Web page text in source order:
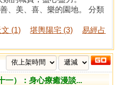
、美、喜、樂的園地。 分類
(1) 堪輿陽宅 (3)
易經占
一）：身心療癒漫談...